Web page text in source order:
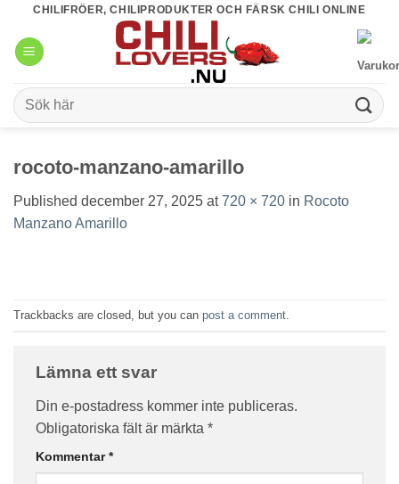
content
CHILIFRÖER, CHILIPRODUKTER OCH FÄRSK CHILI ONLINE
Sök
efter:
rocoto-manzano-amarillo
Published december 27, 2025 at720 × 720 in Rocoto
Manzano Amarillo
Trackbacks are closed, but you can post a comment
Lämna ett svar
Din e-postadress kommer inte publiceras.
Obligatoriska fält är märkta *
Kommentar*